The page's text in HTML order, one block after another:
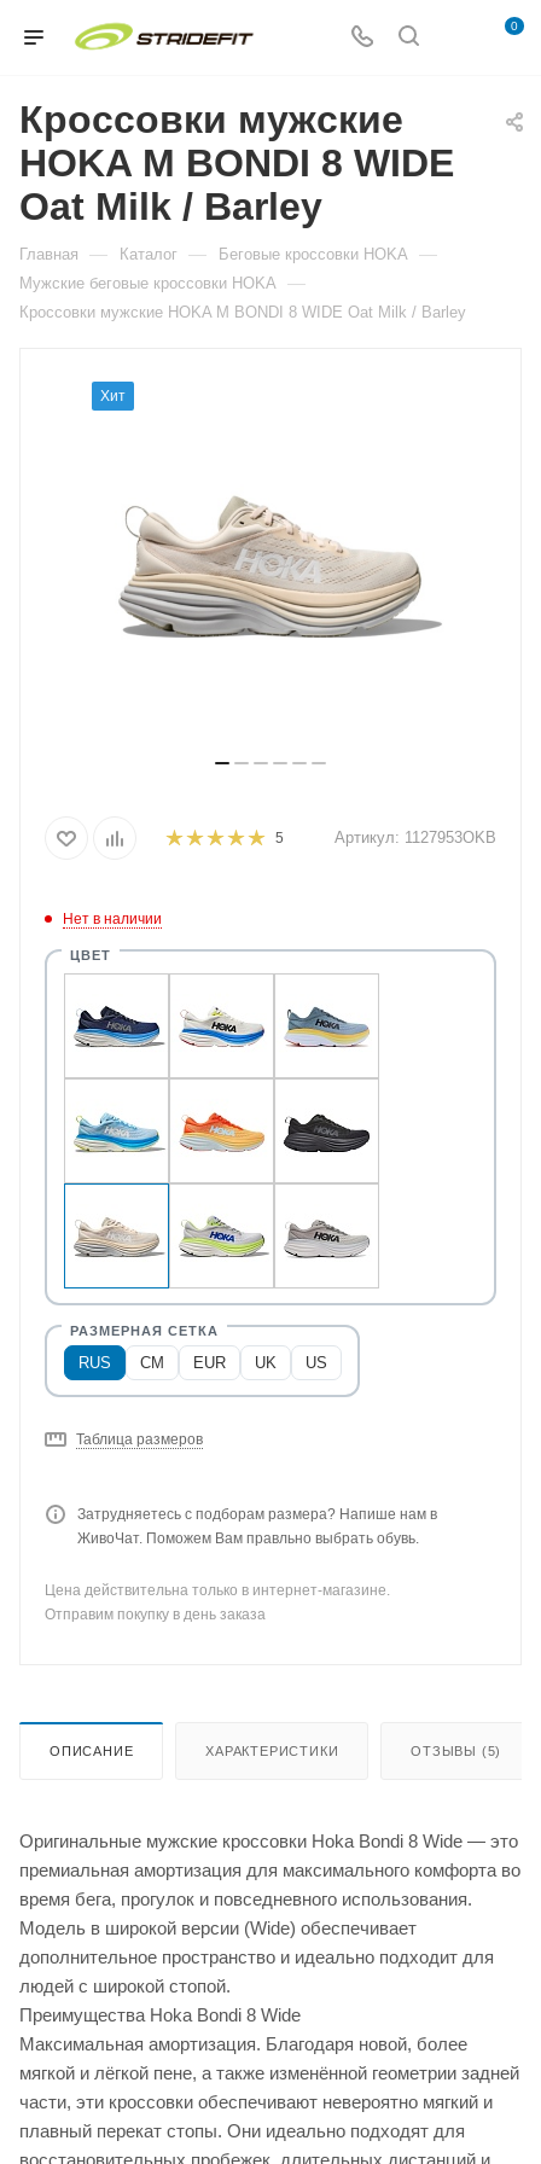
0
Кроссовки мужские
HOKA M BONDI 8 WIDE
Oat Milk / Barley
Главная — Каталог — Беговые кроссовки HOKA —
Мужские беговые кроссовки HOKA —
Кроссовки мужские HOKA M BONDI 8 WIDE Oat Milk / Barley
Хит
5 Артикул: 1127953OKB
Нет в наличии
RUS CM EUR UK US
Таблица размеров
Затрудняетесь с подборам размера? Напише нам в
ЖивоЧат. Поможем Вам правльно выбрать обувь.
Цена действительна только в интернет-магазине.
Отправим покупку в день заказа
ОПИСАНИЕ ХАРАКТЕРИСТИКИ ОТЗЫВЫ (5)
Оригинальные мужские кроссовки Hoka Bondi 8 Wide — это
премиальная амортизация для максимального комфорта во
время бега, прогулок и повседневного использования.
Модель в широкой версии (Wide) обеспечивает
дополнительное пространство и идеально подходит для
людей с широкой стопой.
Преимущества Hoka Bondi 8 Wide
Максимальная амортизация. Благодаря новой, более
мягкой и лёгкой пене, а также изменённой геометрии задней
части, эти кроссовки обеспечивают невероятно мягкий и
плавный перекат стопы. Они идеально подходят для
восстановительных пробежек, длительных дистанций и